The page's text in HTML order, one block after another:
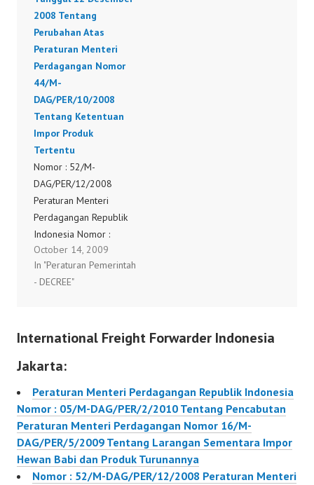
2008 Tentang
Perubahan Atas
Peraturan Menteri
Perdagangan Nomor
44/M-
DAG/PER/10/2008
Tentang Ketentuan
Impor Produk
Tertentu
Nomor : 52/M-
DAG/PER/12/2008
Peraturan Menteri
Perdagangan Republik
Indonesia Nomor :
52/M-
DAG/PER/12/2008
Tanggal 12 Desember
Peraturan Menteri
44/M-
DAG/PER/10/2008
Tentang Ketentuan
Impor Produk Tertentu
October 14, 2009
In "Peraturan Pemerintah
- DECREE"
International Freight Forwarder Indonesia
Jakarta:
Peraturan Menteri Perdagangan Republik Indonesia
Nomor : 05/M-DAG/PER/2/2010 Tentang Pencabutan
Peraturan Menteri Perdagangan Nomor 16/M-
DAG/PER/5/2009 Tentang Larangan Sementara Impor
Hewan Babi dan Produk Turunannya
Nomor : 52/M-DAG/PER/12/2008 Peraturan Menteri